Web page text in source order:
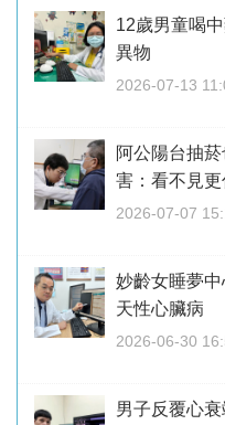
12歲男童喝
異物
2026-07-13
阿公陽台抽
害：看不見更
2026-07-07
妙齡女睡夢
天性心臟病
2026-06-30
男子反覆心